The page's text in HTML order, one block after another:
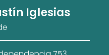
Iglesias